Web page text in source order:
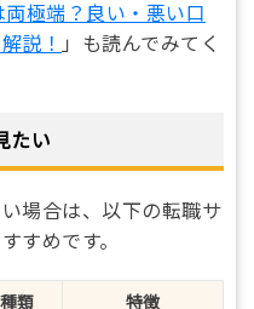
極端？良い・悪い口
説！ 」も読んでみてく
たい
場合は、以下の転職サ
すめです。
類 特徴